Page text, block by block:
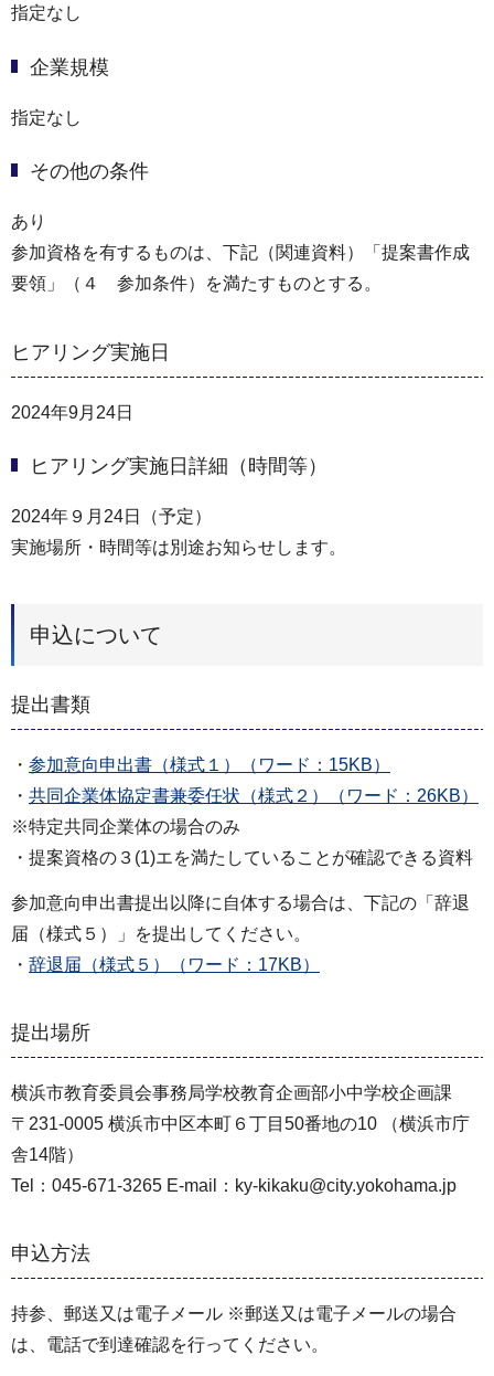
指定なし
企業規模
指定なし
その他の条件
あり
参加資格を有するものは、下記（関連資料）「提案書作成
要領」（４ 参加条件）を満たすものとする。
ヒアリング実施日
2024年9月24日
ヒアリング実施日詳細（時間等）
2024年９月24日（予定）
実施場所・時間等は別途お知らせします。
申込について
提出書類
・ 参加意向申出書（様式１）（ワード：15KB）
・ 共同企業体協定書兼委任状（様式２）（ワード：26KB）
※特定共同企業体の場合のみ
・提案資格の３(1)エを満たしていることが確認できる資料
参加意向申出書提出以降に自体する場合は、下記の「辞退
届（様式５）」を提出してください。
・ 辞退届（様式５）（ワード：17KB）
提出場所
横浜市教育委員会事務局学校教育企画部小中学校企画課
〒231-0005 横浜市中区本町６丁目50番地の10 （横浜市庁
舎14階）
Tel：045-671-3265 E-mail：ky-kikaku@city.yokohama.jp
申込方法
持参、郵送又は電子メール ※郵送又は電子メールの場合
は、電話で到達確認を行ってください。